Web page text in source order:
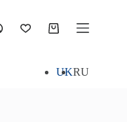
Кошик
UKRU